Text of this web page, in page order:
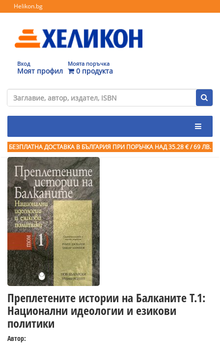
Helikon.bg
Вход
Моят профил
Моята поръчка
0 продукта
БЕЗПЛАТНА ДОСТАВКА В БЪЛГАРИЯ ПРИ ПОРЪЧКА НАД 35.28 € / 69 ЛВ.
Преплетените истории на Балканите Т.1:
Национални идеологии и езикови
политики
Автор: